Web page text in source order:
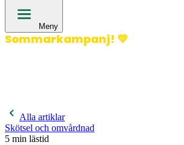
Meny
Sommarkampanj! 💚
Alla artiklar
Skötsel och omvårdnad
5 min lästid